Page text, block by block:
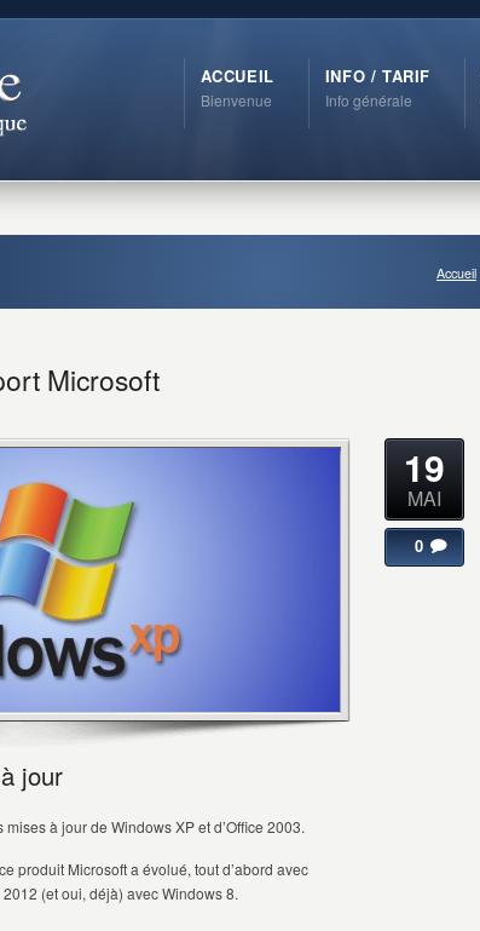
ACCUEIL
Bienvenue
INFO / TARIF
Info générale
Accueil
Microsoft
jour
à jour de Windows XP et d’Office 2003.
produit Microsoft a évolué, tout d’abord avec
(et oui, déjà) avec Windows 8.
19
MAI
0